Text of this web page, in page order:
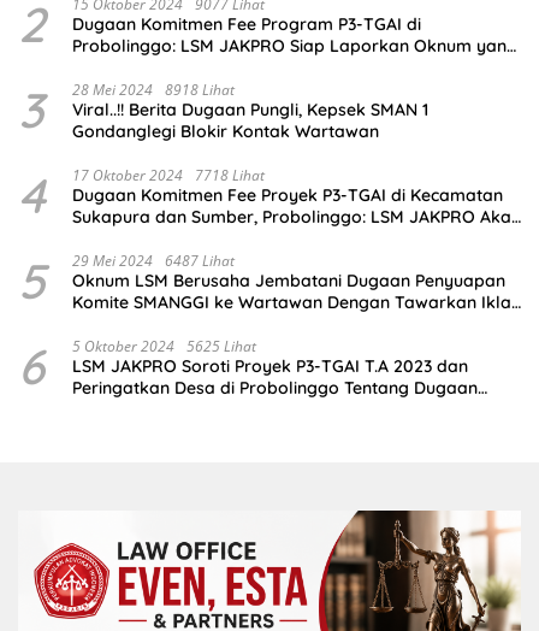
2
Dugaan Komitmen Fee Program P3-TGAI di
Probolinggo: LSM JAKPRO Siap Laporkan Oknum yang
3 28 Mei 2024 8918 Lihat
Viral..!! Berita Dugaan Pungli, Kepsek SMAN 1
Gondanglegi Blokir Kontak Wartawan
4 17 Oktober 2024 7718 Lihat
Dugaan Komitmen Fee Proyek P3-TGAI di Kecamatan
Sukapura dan Sumber, Probolinggo: LSM JAKPRO Akan
5 29 Mei 2024 6487 Lihat
Oknum LSM Berusaha Jembatani Dugaan Penyuapan
Komite SMANGGI ke Wartawan Dengan Tawarkan Iklan
6 5 Oktober 2024 5625 Lihat
LSM JAKPRO Soroti Proyek P3-TGAI T.A 2023 dan
Peringatkan Desa di Probolinggo Tentang Dugaan